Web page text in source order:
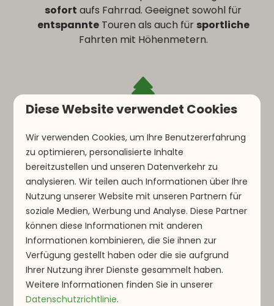
sofort aufs Fahrrad. Geeignet sowohl für
entspannteTouren als auch für sportliche
Fahrten mit Höhenmetern.
La Sapinière liegt in kurzer Entfernung zu
ViandenundClervaux, zwei beliebten Zielen
für Radfahrer. Vianden, Start- und Zielort der
Jean Nelissen Classic, befindet sich rund 15
km entfernt. So sind Sie schnell beim Event
und genießen dennoch Ruhe und Natur.
Fahrrad-Service-Station
Diese Website verwendet Cookies
Wir verwenden Cookies, um Ihre Benutzererfahrung
zu optimieren, personalisierte Inhalte
bereitzustellen und unseren Datenverkehr zu
analysieren. Wir teilen auch Informationen über Ihre
Nutzung unserer Website mit unseren Partnern für
soziale Medien, Werbung und Analyse. Diese Partner
können diese Informationen mit anderen
Informationen kombinieren, die Sie ihnen zur
Verfügung gestellt haben oder die sie aufgrund
Ihrer Nutzung ihrer Dienste gesammelt haben.
Weitere Informationen finden Sie in unserer
Datenschutzrichtlinie.